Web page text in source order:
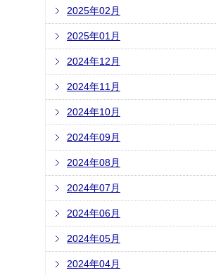
2025年02月
2025年01月
2024年12月
2024年11月
2024年10月
2024年09月
2024年08月
2024年07月
2024年06月
2024年05月
2024年04月